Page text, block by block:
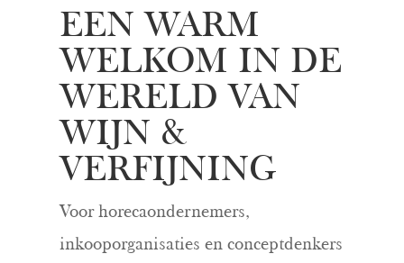
EEN WARM
WELKOM IN DE
WERELD VAN
WIJN &
VERFIJNING
Voor horecaondernemers,
inkooporganisaties en conceptdenkers